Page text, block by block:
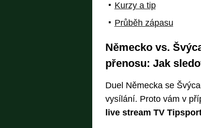
Kurzy a tip
Průběh zápasu
Německo vs.
přenosu: Jak
Duel Německa se
vysílání. Proto vám v
live stream TV